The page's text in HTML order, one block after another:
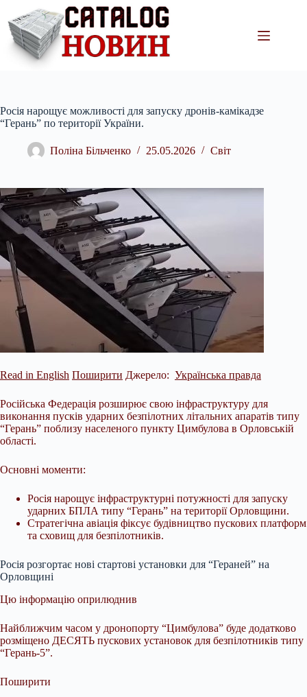
вмісту
Росія нарощує можливості для запуску дронів-камікадзе
“Герань” по території України.
Поліна Більченко 25.05.2026 Світ
Read in English Поширити Джерело: Українська правда
Російська Федерація розширює свою інфраструктуру для
виконання пусків ударних безпілотних літальних апаратів типу
“Герань” поблизу населеного пункту Цимбулова в Орловській
області.
Основні моменти:
Росія нарощує інфраструктурні потужності для запуску
ударних БПЛА типу “Герань” на території Орловщини.
Стратегічна авіація фіксує будівництво пускових платформ
та сховищ для безпілотників.
Росія розгортає нові стартові установки для “Гераней” на
Орловщині
Цю інформацію оприлюднив
Найближчим часом у дронопорту “Цимбулова” буде додатково
розміщено ДЕСЯТЬ пускових установок для безпілотників типу
“Герань-5”.
Поширити